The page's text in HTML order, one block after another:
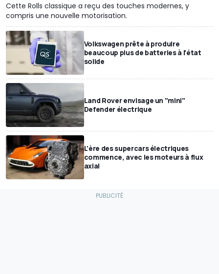
Cette Rolls classique a reçu des touches modernes, y
compris une nouvelle motorisation.
Volkswagen prête à produire
beaucoup plus de batteries à l'état
solide
Land Rover envisage un "mini"
Defender électrique
L'ère des supercars électriques
commence, avec les moteurs à flux
axial